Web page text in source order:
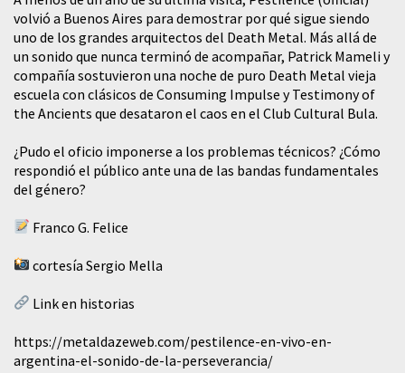
volvió a Buenos Aires para demostrar por qué sigue siendo
uno de los grandes arquitectos del Death Metal. Más allá de
un sonido que nunca terminó de acompañar, Patrick Mameli y
compañía sostuvieron una noche de puro Death Metal vieja
escuela con clásicos de Consuming Impulse y Testimony of
the Ancients que desataron el caos en el Club Cultural Bula.
¿Pudo el oficio imponerse a los problemas técnicos? ¿Cómo
respondió el público ante una de las bandas fundamentales
del género?
Franco G. Felice
cortesía Sergio Mella
Link en historias
https://metaldazeweb.com/pestilence-en-vivo-en-
argentina-el-sonido-de-la-perseverancia/